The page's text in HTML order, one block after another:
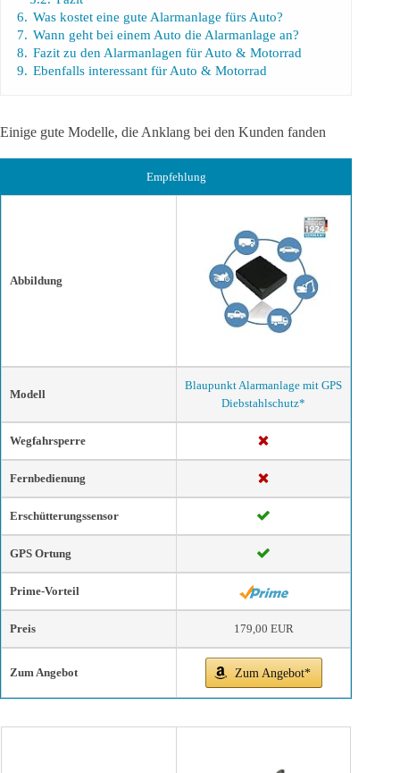
6. Was kostet eine gute Alarmanlage fürs Auto?
7. Wann geht bei einem Auto die Alarmanlage an?
8. Fazit zu den Alarmanlagen für Auto & Motorrad
9. Ebenfalls interessant für Auto & Motorrad
Einige gute Modelle, die Anklang bei den Kunden fanden
Empfehlung
Abbildung
Modell
Blaupunkt Alarmanlage mit GPS
Diebstahlschutz*
Wegfahrsperre
Fernbedienung
Erschütterungssensor
GPS Ortung
Prime-Vorteil
Preis 179,00 EUR
Zum Angebot Zum Angebot*